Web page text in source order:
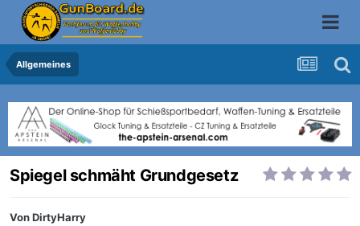
Allgemeines
Spiegel schmäht Grundgesetz
VonDirtyHarry